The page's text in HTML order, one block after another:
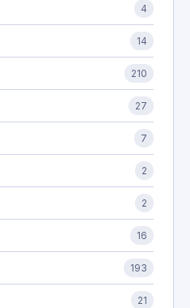
4
14
210
27
7
2
2
16
193
21